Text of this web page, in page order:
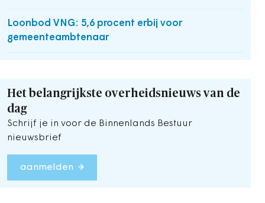
Loonbod VNG: 5,6 procent erbij voor
gemeenteambtenaar
Het belangrijkste overheidsnieuws van de
dag
Schrijf je in voor de Binnenlands Bestuur
nieuwsbrief
aanmelden